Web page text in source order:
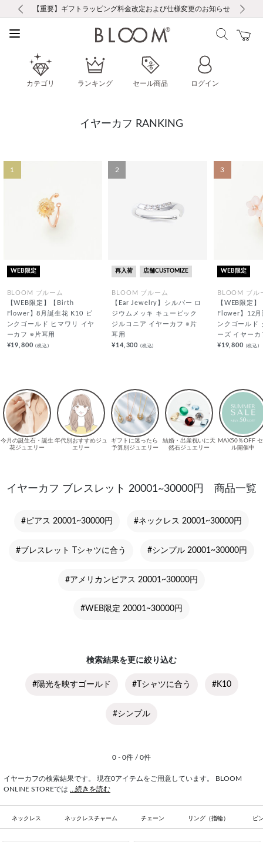
お修理・アフターサービスのご案内
【重要】令和８年熊本地震に伴う集配への影響について
【重要】ギフトラッピング料金改定および仕様変更のお知らせ
【重要】夏季休業の営業についてのご案内
税込5,500円以上で送料無料｜最短24時間以内に発送
新規会員登録で1000ポイントプレゼント！
LINE友だち登録で500円クーポンプレゼント
会員限定！レビュー投稿で100ポイントプレゼント
お修理・アフターサービスのご案内
【重要】令和８年熊本地震に伴う集配への影響について
カテゴリ ランキング セール商品 ログイン
イヤーカフ RANKING
1
WEB限定
BLOOM ブルーム
【WEB限定】【Birth
Flower】8月誕生花 K10 ピ
ンクゴールド ヒマワリ イヤ
ーカフ ※片耳用
¥19,800(税込)
2
再入荷 店舗CUSTOMIZE
BLOOM ブルーム
【Ear Jewelry】シルバー ロ
ジウムメッキ キュービック
ジルコニア イヤーカフ ※片
耳用
¥14,300 (税込)
3
WEB限定
BLOOM ブル
【WEB限定
Flower】12
ンクゴールド
ーズ イヤー
¥19,800 (税込)
イヤーカフ ブレスレット 20001~30000円 商品一覧
#ピアス 20001~30000円 #ネックレス 20001~30000円
#ブレスレット Tシャツに合う #シンプル 20001~30000円
#アメリカンピアス 20001~30000円
#WEB限定 20001~30000円
検索結果を更に絞り込む
#陽光を映すゴールド #Tシャツに合う #K10
#シンプル
0 - 0件 / 0件
イヤーカフの検索結果です。 現在0アイテムをご用意しています。 BLOOM
ONLINE STOREでは ...続きを読む
ネックレス ネックレスチャーム チェーン リング（指輪） ピ